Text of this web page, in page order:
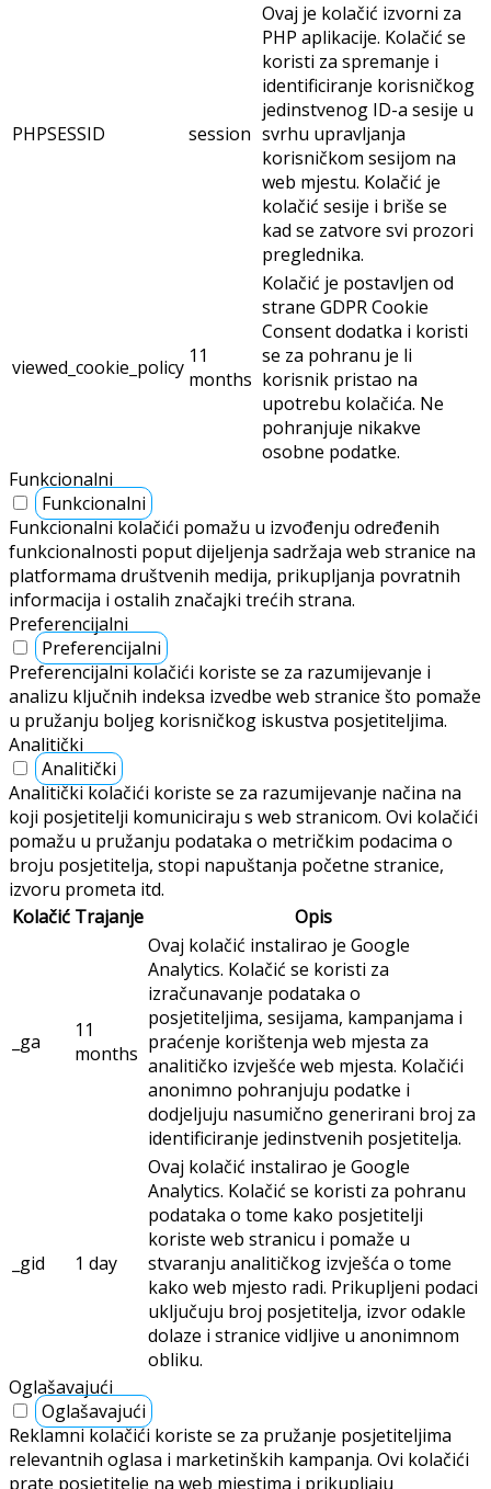
PHPSESSID session
Ovaj je kolačić izvorni za
PHP aplikacije. Kolačić se
koristi za spremanje i
identificiranje korisničkog
jedinstvenog ID-a sesije u
svrhu upravljanja
korisničkom sesijom na
web mjestu. Kolačić je
kolačić sesije i briše se
kad se zatvore svi prozori
preglednika.
viewed_cookie_policy 11
months
Kolačić je postavljen od
strane GDPR Cookie
Consent dodatka i koristi
se za pohranu je li
korisnik pristao na
upotrebu kolačića. Ne
pohranjuje nikakve
osobne podatke.
Funkcionalni
Funkcionalni
Funkcionalni kolačići pomažu u izvođenju određenih
funkcionalnosti poput dijeljenja sadržaja web stranice na
platformama društvenih medija, prikupljanja povratnih
informacija i ostalih značajki trećih strana.
Preferencijalni
Preferencijalni
Preferencijalni kolačići koriste se za razumijevanje i
analizu ključnih indeksa izvedbe web stranice što pomaže
u pružanju boljeg korisničkog iskustva posjetiteljima.
Analitički
Analitički
Analitički kolačići koriste se za razumijevanje načina na
koji posjetitelji komuniciraju s web stranicom. Ovi kolačići
pomažu u pružanju podataka o metričkim podacima o
broju posjetitelja, stopi napuštanja početne stranice,
izvoru prometa itd.
Kolačić Trajanje Opis
_ga
11
months
Ovaj kolačić instalirao je Google
Analytics. Kolačić se koristi za
izračunavanje podataka o
posjetiteljima, sesijama, kampanjama i
praćenje korištenja web mjesta za
analitičko izvješće web mjesta. Kolačići
anonimno pohranjuju podatke i
dodjeljuju nasumično generirani broj za
identificiranje jedinstvenih posjetitelja.
_gid 1 day
Ovaj kolačić instalirao je Google
Analytics. Kolačić se koristi za pohranu
podataka o tome kako posjetitelji
koriste web stranicu i pomaže u
stvaranju analitičkog izvješća o tome
kako web mjesto radi. Prikupljeni podaci
uključuju broj posjetitelja, izvor odakle
dolaze i stranice vidljive u anonimnom
obliku.
Oglašavajući
Oglašavajući
Reklamni kolačići koriste se za pružanje posjetiteljima
relevantnih oglasa i marketinških kampanja. Ovi kolačići
prate posjetitelje na web mjestima i prikupljaju